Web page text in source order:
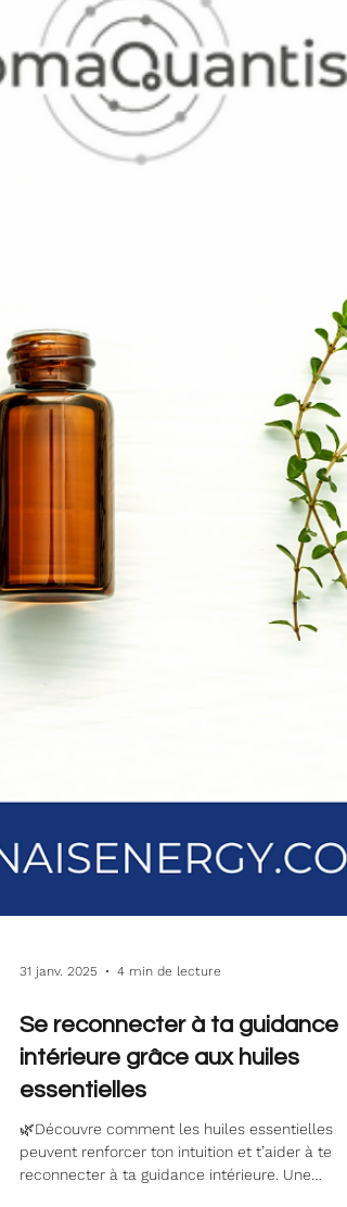
Se reconnecter à ta guidance
intérieure grâce aux huiles
essentielles
🌿Découvre comment les huiles essentielles